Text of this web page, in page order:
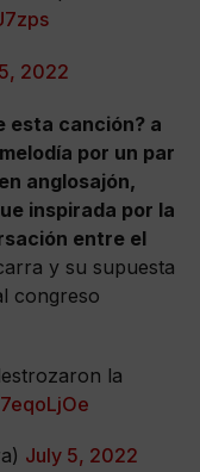
2022
esta canción? a
por un par
anglosajón,
inspirada por la
entre el
y su supuesta
congreso
la
July 5, 2022